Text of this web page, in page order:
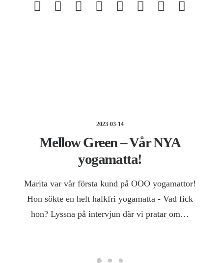
2023-03-14
Mellow Green – Vår NYA
yogamatta!
Marita var vår första kund på OOO yogamattor!
Hon sökte en helt halkfri yogamatta - Vad fick
hon? Lyssna på intervjun där vi pratar om…